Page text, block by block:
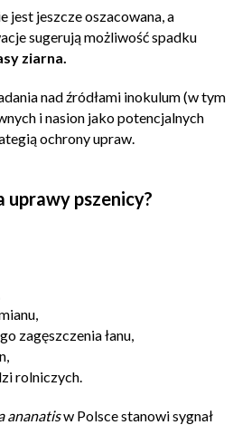
jest jeszcze oszacowana, a
sugerują możliwość spadku
ziarna.
nad źródłami inokulum (w tym
i nasion jako potencjalnych
ochrony upraw.
uprawy pszenicy?
zagęszczenia łanu,
rolniczych.
ananatisw Polsce stanowi sygnał